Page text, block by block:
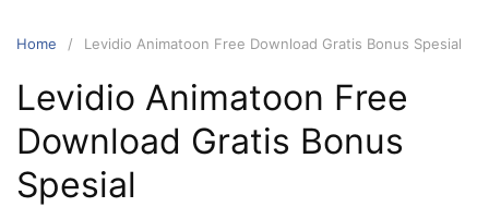
Home Levidio Animatoon Free Download Gratis Bonus Spesial
Levidio Animatoon Free
Download Gratis Bonus
Spesial